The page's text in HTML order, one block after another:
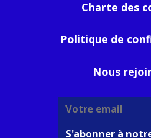
Charte des
Politique de
Nous